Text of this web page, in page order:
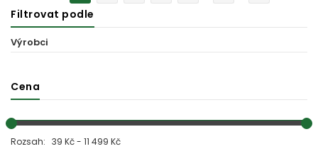
Filtrovat podle
Výrobci
Cena
Rozsah: 39 Kč - 11 499 Kč